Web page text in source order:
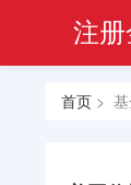
注
首页 > 基